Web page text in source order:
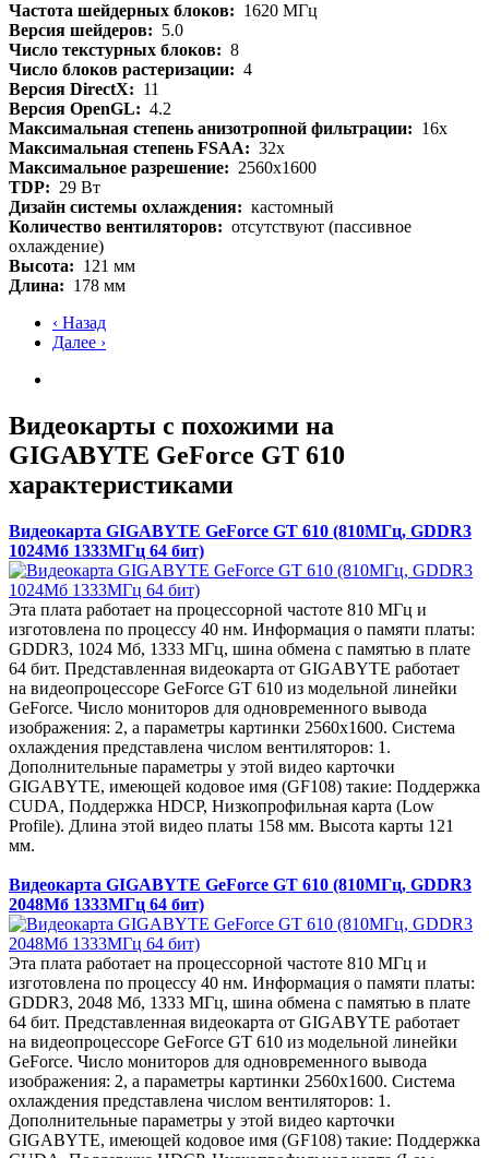
Частота шейдерных блоков: 1620 МГц
Версия шейдеров: 5.0
Число текстурных блоков: 8
Число блоков растеризации: 4
Версия DirectX: 11
Версия OpenGL: 4.2
Максимальная степень анизотропной фильтрации: 16x
Максимальная степень FSAA: 32x
Максимальное разрешение: 2560x1600
TDP: 29 Вт
Дизайн системы охлаждения: кастомный
Количество вентиляторов: отсутствуют (пассивное
охлаждение)
Высота: 121 мм
Длина: 178 мм
‹ Назад
Далее ›
Видеокарты с похожими на
GIGABYTE GeForce GT 610
характеристиками
Видеокарта GIGABYTE GeForce GT 610 (810МГц, GDDR3
1024Мб 1333МГц 64 бит)
Эта плата работает на процессорной частоте 810 МГц и
изготовлена по процессу 40 нм. Информация о памяти платы:
GDDR3, 1024 Мб, 1333 МГц, шина обмена с памятью в плате
64 бит. Представленная видеокарта от GIGABYTE работает
на видеопроцессоре GeForce GT 610 из модельной линейки
GeForce. Число мониторов для одновременного вывода
изображения: 2, а параметры картинки 2560x1600. Система
охлаждения представлена числом вентиляторов: 1.
Дополнительные параметры у этой видео карточки
GIGABYTE, имеющей кодовое имя (GF108) такие: Поддержка
CUDA, Поддержка HDCP, Низкопрофильная карта (Low
Profile). Длина этой видео платы 158 мм. Высота карты 121
мм.
Видеокарта GIGABYTE GeForce GT 610 (810МГц, GDDR3
2048Мб 1333МГц 64 бит)
Эта плата работает на процессорной частоте 810 МГц и
изготовлена по процессу 40 нм. Информация о памяти платы:
GDDR3, 2048 Мб, 1333 МГц, шина обмена с памятью в плате
64 бит. Представленная видеокарта от GIGABYTE работает
на видеопроцессоре GeForce GT 610 из модельной линейки
GeForce. Число мониторов для одновременного вывода
изображения: 2, а параметры картинки 2560x1600. Система
охлаждения представлена числом вентиляторов: 1.
Дополнительные параметры у этой видео карточки
GIGABYTE, имеющей кодовое имя (GF108) такие: Поддержка